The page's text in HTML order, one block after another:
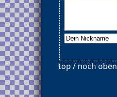
top / noch oben